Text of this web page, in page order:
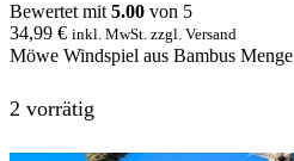
Bewertet mit 5.00 von 5
34,99 € inkl. MwSt. zzgl. Versand
Möwe Windspiel aus Bambus Menge
2 vorrätig